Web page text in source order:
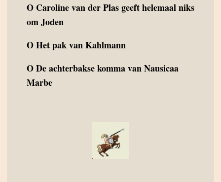
O Caroline van der Plas geeft helemaal niks
om Joden
OHet pak van Kahlmann
ODe achterbakse komma van Nausicaa
Marbe